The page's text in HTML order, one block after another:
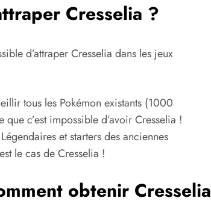
Cresselia ?
d’attraper Cresselia dans les jeux
tous les Pokémon existants (1000
c’est impossible d’avoir Cresselia !
et starters des anciennes
le cas de Cresselia !
obtenir Cresselia